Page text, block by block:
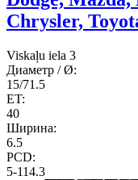
Chrysler,
Viskaļu iela 3
Диаметр / Ø:
15/71.5
ET:
40
Ширина:
6.5
PCD:
5-114.3